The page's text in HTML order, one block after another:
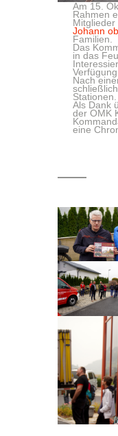
Am 15.
Rahmen
Johann
Familien.
Das
in das
Verfügung.
Nach
Stationen.
Als Dank
der OMK
eine